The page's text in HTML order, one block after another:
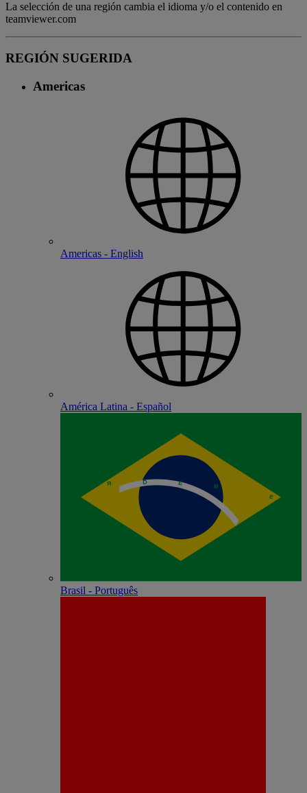
La selección de una región cambia el idioma y/o el contenido en
teamviewer.com
REGIÓN SUGERIDA
Americas
Americas - English
América Latina - Español
Brasil - Português